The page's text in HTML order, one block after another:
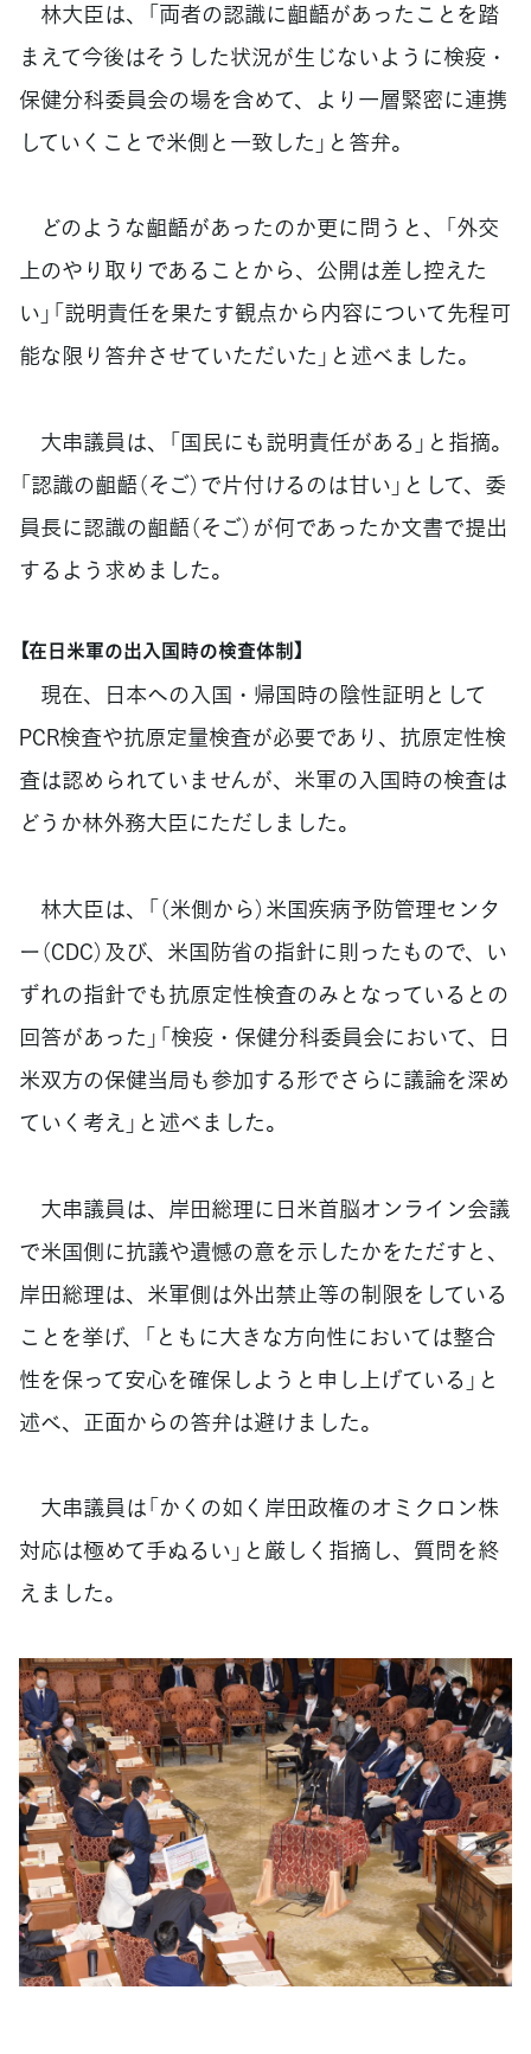
林大臣は、「両者の認識に齟齬があったことを踏
まえて今後はそうした状況が生じないように検疫・
保健分科委員会の場を含めて、より一層緊密に連携
していくことで米側と一致した」と答弁。
どのような齟齬があったのか更に問うと、「外交
上のやり取りであることから、公開は差し控えた
い」「説明責任を果たす観点から内容について先程可
能な限り答弁させていただいた」と述べました。
大串議員は、「国民にも説明責任がある」と指摘。
「認識の齟齬（そご）で片付けるのは甘い」として、委
員長に認識の齟齬（そご）が何であったか文書で提出
するよう求めました。
【在日米軍の出入国時の検査体制】
現在、日本への入国・帰国時の陰性証明として
PCR検査や抗原定量検査が必要であり、抗原定性検
査は認められていませんが、米軍の入国時の検査は
どうか林外務大臣にただしました。
林大臣は、「（米側から）米国疾病予防管理センタ
ー（CDC）及び、米国防省の指針に則ったもので、い
ずれの指針でも抗原定性検査のみとなっているとの
回答があった」「検疫・保健分科委員会において、日
米双方の保健当局も参加する形でさらに議論を深め
ていく考え」と述べました。
大串議員は、岸田総理に日米首脳オンライン会議
で米国側に抗議や遺憾の意を示したかをただすと、
岸田総理は、米軍側は外出禁止等の制限をしている
ことを挙げ、「ともに大きな方向性においては整合
性を保って安心を確保しようと申し上げている」と
述べ、正面からの答弁は避けました。
大串議員は「かくの如く岸田政権のオミクロン株
対応は極めて手ぬるい」と厳しく指摘し、質問を終
えました。